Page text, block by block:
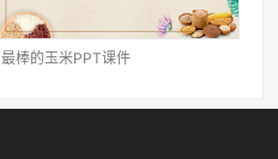
最棒的玉米PPT课件